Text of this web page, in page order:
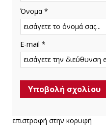
Όνομα *
E-mail *
επιστροφή στην κορυφή